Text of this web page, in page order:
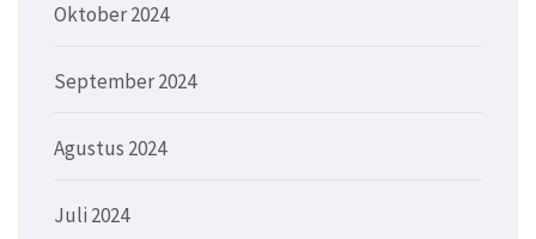
Oktober 2024
September 2024
Agustus 2024
Juli 2024